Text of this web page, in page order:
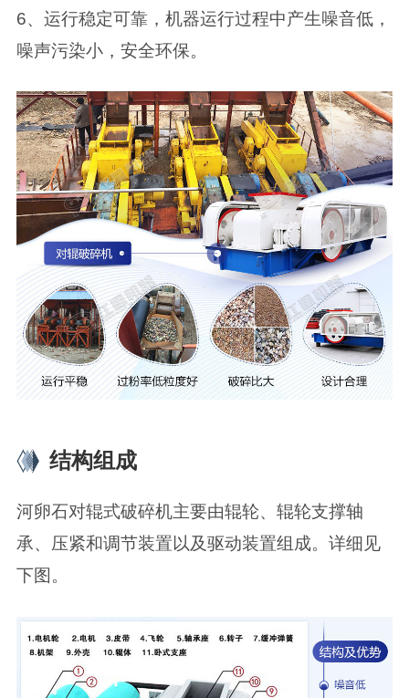
6、运行稳定可靠，机器运行过程中产生噪音低，
噪声污染小，安全环保。
结构组成
河卵石对辊式破碎机主要由辊轮、辊轮支撑轴
承、压紧和调节装置以及驱动装置组成。详细见
下图。